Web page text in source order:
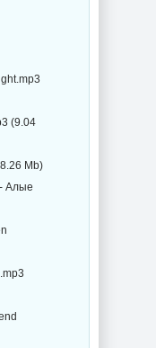
(9.04
Mb)
Алые